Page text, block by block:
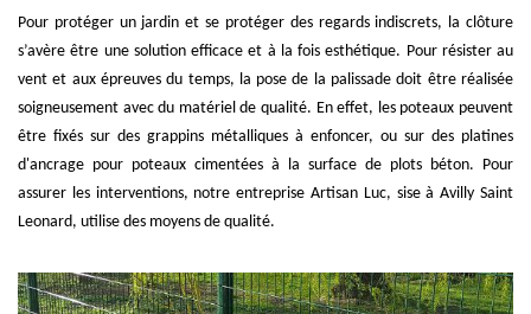
Pour protéger un jardin et se protéger des regards indiscrets, la clôture
s’avère être une solution efficace et à la fois esthétique. Pour résister au
vent et aux épreuves du temps, la pose de la palissade doit être réalisée
soigneusement avec du matériel de qualité. En effet, les poteaux peuvent
être fixés sur des grappins métalliques à enfoncer, ou sur des platines
d'ancrage pour poteaux cimentées à la surface de plots béton. Pour
assurer les interventions, notre entreprise Artisan Luc, sise à Avilly Saint
Leonard, utilise des moyens de qualité.